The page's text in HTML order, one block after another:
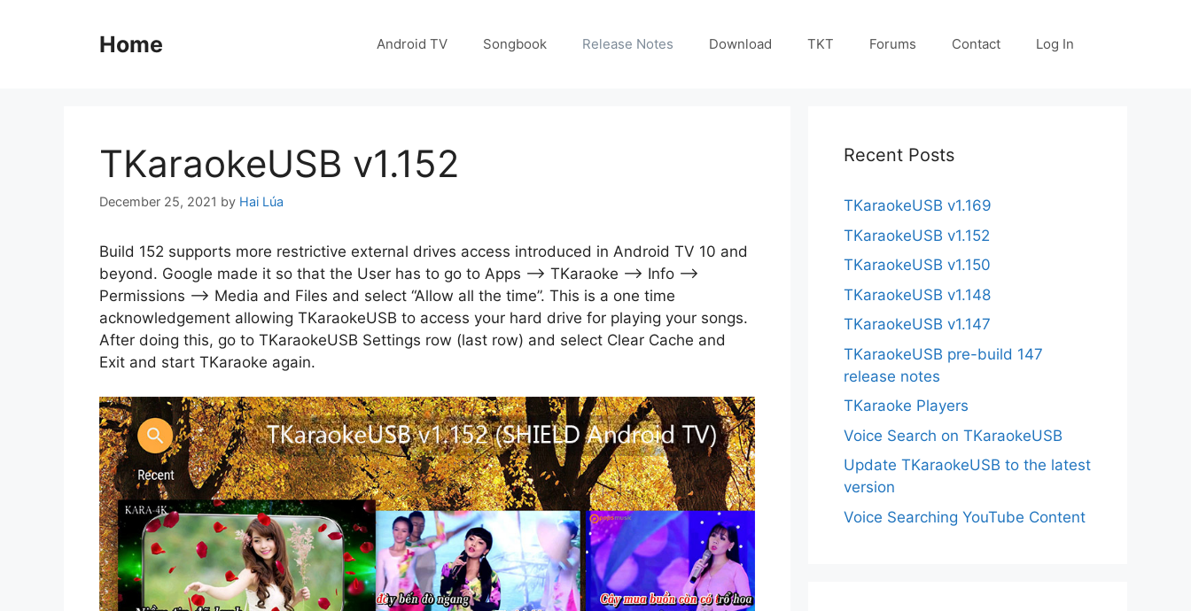
Home Android TV Songbook Release Notes Download TKT Forums Contact Log In
TKaraokeUSB v1.152
December 25, 2021 by Hai Lúa
Build 152 supports more restrictive external drives access introduced in Android TV 10 and
beyond. Google made it so that the User has to go to Apps –> TKaraoke –> Info –>
Permissions –> Media and Files and select “Allow all the time”. This is a one time
acknowledgement allowing TKaraokeUSB to access your hard drive for playing your songs.
After doing this, go to TKaraokeUSB Settings row (last row) and select Clear Cache and
Exit and start TKaraoke again.
Recent Posts
TKaraokeUSB v1.169
TKaraokeUSB v1.152
TKaraokeUSB v1.150
TKaraokeUSB v1.148
TKaraokeUSB v1.147
TKaraokeUSB pre-build 147
release notes
TKaraoke Players
Voice Search on TKaraokeUSB
Update TKaraokeUSB to the latest
version
Voice Searching YouTube Content